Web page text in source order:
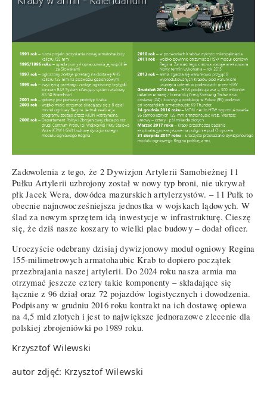
Zadowolenia z tego, że 2 Dywizjon Artylerii Samobieżnej 11
Pułku Artylerii uzbrojony został w nowy typ broni, nie ukrywał
płk Jacek Wera, dowódca mazurskich artylerzystów. – 11 Pułk to
obecnie najnowocześniejsza jednostka w wojskach lądowych. W
ślad za nowym sprzętem idą inwestycje w infrastrukturę. Cieszę
się, że dziś nasze koszary to wielki plac budowy – dodał oficer.
Uroczyście odebrany dzisiaj dywizjonowy moduł ogniowy Regina
155-milimetrowych armatohaubic Krab to dopiero początek
przezbrajania naszej artylerii. Do 2024 roku nasza armia ma
otrzymać jeszcze cztery takie komponenty – składające się
łącznie z 96 dział oraz 72 pojazdów logistycznych i dowodzenia.
Podpisany w grudniu 2016 roku kontrakt na ich dostawę opiewa
na 4,5 mld złotych i jest to największe jednorazowe zlecenie dla
polskiej zbrojeniówki po 1989 roku.
Krzysztof Wilewski
autor zdjęć: Krzysztof Wilewski